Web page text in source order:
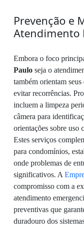
Prevenção e
Atendimento
Embora o foco
Paulo seja o
também orientam
evitar recorrências.
incluem a limpeza
câmera para
orientações sobre uso
Estes serviços
para condomínios,
onde problemas de
significativos. A
compromisso com a
atendimento
preventivas que
duradouro dos